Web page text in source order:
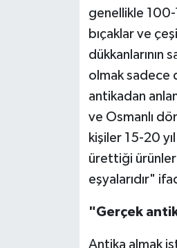
genellikle 100-
bıçaklar ve
dükkanlarının
olmak sadece
antikadan
ve Osmanlı
kişiler 15-20
ürettiği
eşyalarıdır"
"Gerçek
Antika almak